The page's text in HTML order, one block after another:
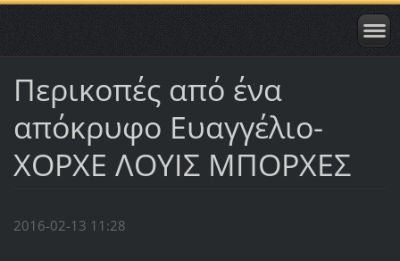
Περικοπές από ένα
απόκρυφο Ευαγγέλιο-
ΧΟΡΧΕ ΛΟΥΙΣ ΜΠΟΡΧΕΣ
2016-02-13 11:28